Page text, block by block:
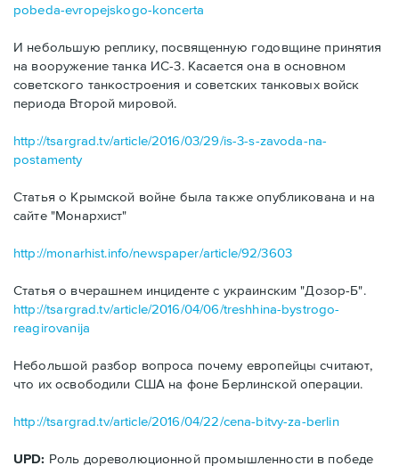
pobeda-evropejskogo-koncerta
И небольшую реплику, посвященную годовщине принятия
на вооружение танка ИС-3. Касается она в основном
советского танкостроения и советских танковых войск
периода Второй мировой.
http://tsargrad.tv/article/2016/03/29/is-3-s-zavoda-na-
postamenty
Статья о Крымской войне была также опубликована и на
сайте "Монархист"
http://monarhist.info/newspaper/article/92/3603
Статья о вчерашнем инциденте с украинским "Дозор-Б".
http://tsargrad.tv/article/2016/04/06/treshhina-bystrogo-
reagirovanija
Небольшой разбор вопроса почему европейцы считают,
что их освободили США на фоне Берлинской операции.
http://tsargrad.tv/article/2016/04/22/cena-bitvy-za-berlin
UPD: Роль дореволюционной промышленности в победе